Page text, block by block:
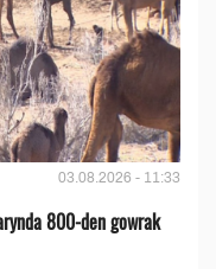
03.08.2026 - 11:33
800-den gowrak